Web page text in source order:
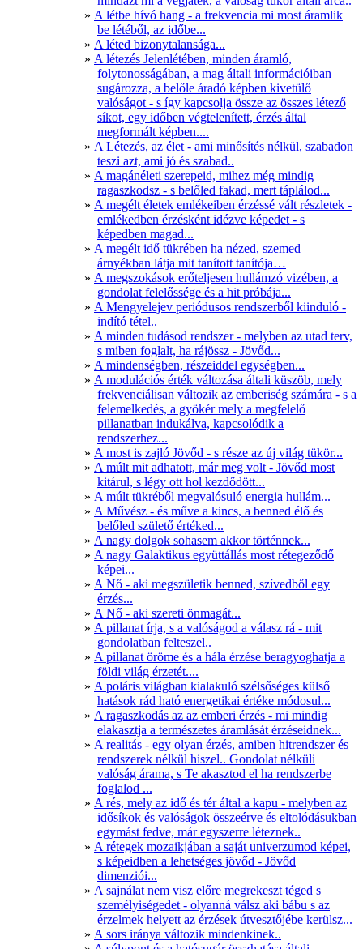
A létbe hívó hang - a frekvencia mi most áramlik
be létéből, az időbe...
A léted bizonytalansága...
A létezés Jelenlétében, minden áramló,
folytonosságában, a mag általi információiban
sugározza, a belőle áradó képben kivetülő
valóságot - s így kapcsolja össze az összes létező
síkot, egy időben végtelenített, érzés által
megformált képben....
A Létezés, az élet - ami minősítés nélkül, szabadon
teszi azt, ami jó és szabad..
A magánéleti szerepeid, mihez még mindig
ragaszkodsz - s belőled fakad, mert táplálod...
A megélt életek emlékeiben érzéssé vált részletek -
emlékedben érzésként idézve képedet - s
képedben magad...
A megélt idő tükrében ha nézed, szemed
árnyékban látja mit tanított tanítója…
A megszokások erőteljesen hullámzó vizében, a
gondolat felelőssége és a hit próbája...
A Mengyelejev periódusos rendszerből kiinduló -
indító tétel..
A minden tudásod rendszer - melyben az utad terv,
s miben foglalt, ha rájössz - Jövőd...
A mindenségben, részeiddel egységben...
A modulációs érték változása általi küszöb, mely
frekvenciálisan változik az emberiség számára - s a
felemelkedés, a gyökér mely a megfelelő
pillanatban indukálva, kapcsolódik a
rendszerhez...
A most is zajló Jövőd - s része az új világ tükör...
A múlt mit adhatott, már meg volt - Jövőd most
kitárul, s légy ott hol kezdődött...
A múlt tükréből megvalósuló energia hullám...
A Művész - és műve a kincs, a benned élő és
belőled születő értéked...
A nagy dolgok sohasem akkor történnek...
A nagy Galaktikus együttállás most rétegeződő
képei...
A Nő - aki megszületik benned, szívedből egy
érzés...
A Nő - aki szereti önmagát...
A pillanat írja, s a valóságod a válasz rá - mit
gondolatban felteszel..
A pillanat öröme és a hála érzése beragyoghatja a
földi világ érzetét....
A poláris világban kialakuló szélsőséges külső
hatások rád ható energetikai értéke módosul...
A ragaszkodás az az emberi érzés - mi mindig
elakasztja a természetes áramlását érzéseidnek...
A realitás - egy olyan érzés, amiben hitrendszer és
rendszerek nélkül hiszel.. Gondolat nélküli
valóság árama, s Te akasztod el ha rendszerbe
foglalod ...
A rés, mely az idő és tér által a kapu - melyben az
idősíkok és valóságok összeérve és eltolódásukban
egymást fedve, már egyszerre léteznek..
A rétegek mozaikjában a saját univerzumod képei,
s képeidben a lehetséges jövőd - Jövőd
dimenziói...
A sajnálat nem visz előre megrekeszt téged s
személyiségedet - olyanná válsz aki bábu s az
érzelmek helyett az érzések útvesztőjébe kerülsz...
A sors iránya változik mindenkinek..